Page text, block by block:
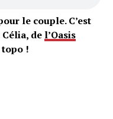
le couple. C’est
de l’Oasis
!